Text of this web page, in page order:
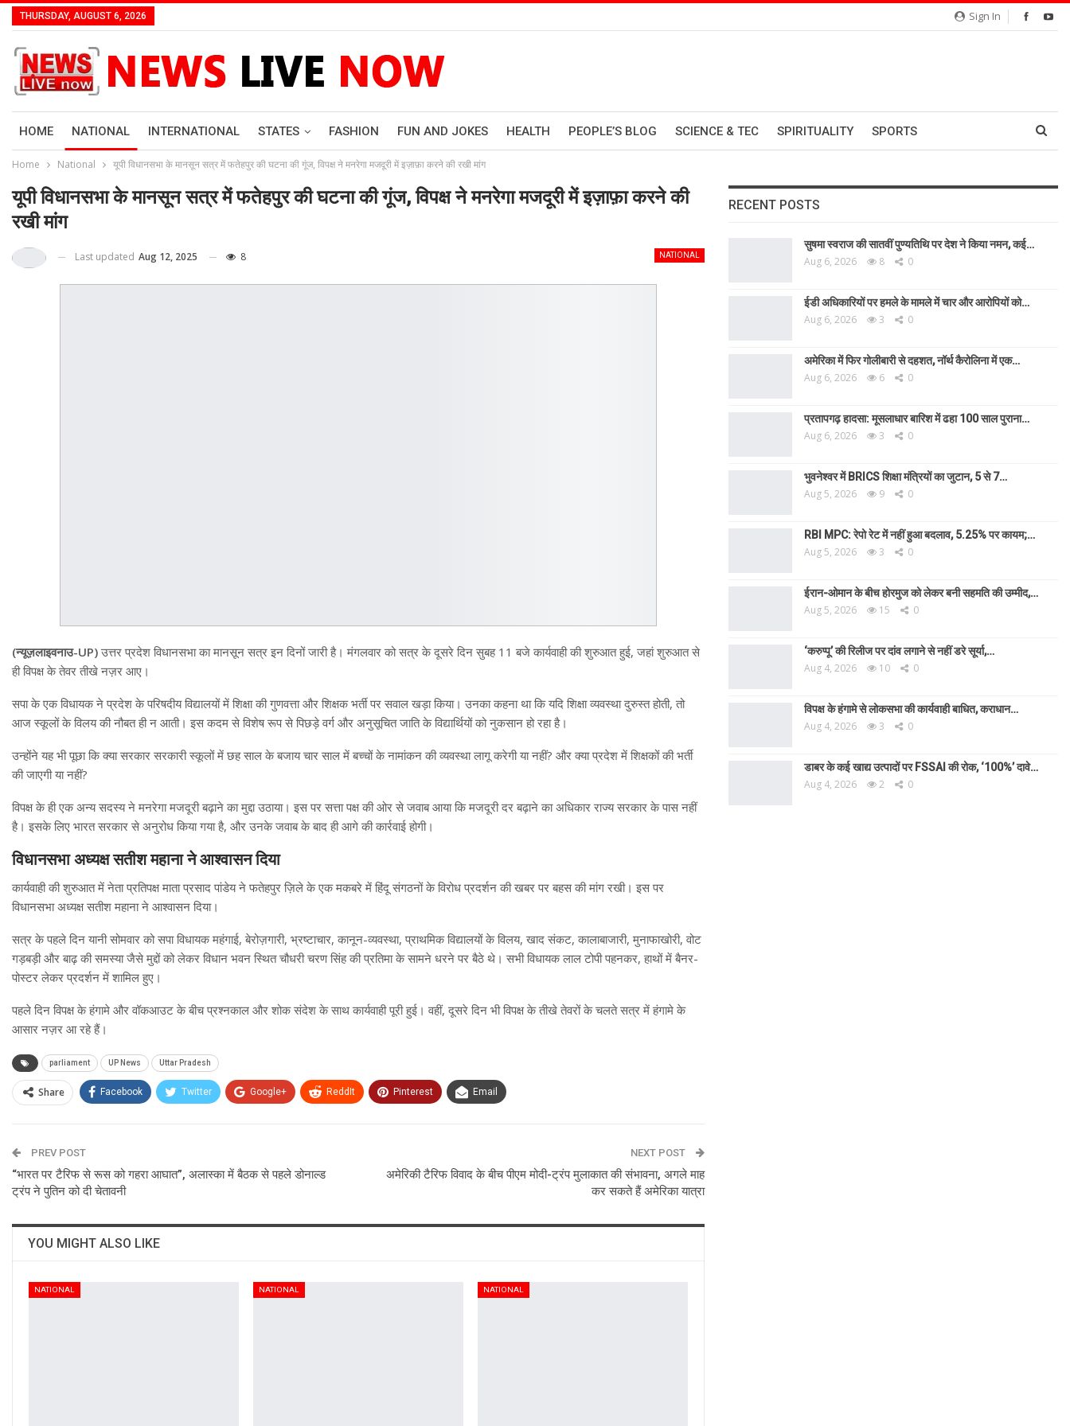
Sign In
THURSDAY, AUGUST 6, 2026
HOME NATIONAL INTERNATIONAL STATES FASHION FUN AND JOKES HEALTH PEOPLE’S BLOG SCIENCE & TEC SPIRITUALITY SPORTS
Home National यूपी विधानसभा के मानसून सत्र में फतेहपुर की घटना की गूंज, विपक्ष ने मनरेगा मजदूरी में इज़ाफ़ा करने की रखी मांग
यूपी विधानसभा के मानसून सत्र में फतेहपुर की घटना की गूंज, विपक्ष ने मनरेगा मजदूरी में इज़ाफ़ा करने की
रखी मांग
NATIONAL
Last updated Aug 12, 2025 8
(न्यूज़लाइवनाउ-UP)उत्तर प्रदेश विधानसभा का मानसून सत्र इन दिनों जारी है। मंगलवार को सत्र के दूसरे दिन सुबह 11 बजे कार्यवाही की शुरुआत हुई, जहां शुरुआत से
ही विपक्ष के तेवर तीखे नज़र आए।
सपा के एक विधायक ने प्रदेश के परिषदीय विद्यालयों में शिक्षा की गुणवत्ता और शिक्षक भर्ती पर सवाल खड़ा किया। उनका कहना था कि यदि शिक्षा व्यवस्था दुरुस्त होती, तो
आज स्कूलों के विलय की नौबत ही न आती। इस कदम से विशेष रूप से पिछड़े वर्ग और अनुसूचित जाति के विद्यार्थियों को नुकसान हो रहा है।
उन्होंने यह भी पूछा कि क्या सरकार सरकारी स्कूलों में छह साल के बजाय चार साल में बच्चों के नामांकन की व्यवस्था लागू करेगी या नहीं? और क्या प्रदेश में शिक्षकों की भर्ती
की जाएगी या नहीं?
विपक्ष के ही एक अन्य सदस्य ने मनरेगा मजदूरी बढ़ाने का मुद्दा उठाया। इस पर सत्ता पक्ष की ओर से जवाब आया कि मजदूरी दर बढ़ाने का अधिकार राज्य सरकार के पास नहीं
है। इसके लिए भारत सरकार से अनुरोध किया गया है, और उनके जवाब के बाद ही आगे की कार्रवाई होगी।
विधानसभा अध्यक्ष सतीश महाना ने आश्वासन दिया
कार्यवाही की शुरुआत में नेता प्रतिपक्ष माता प्रसाद पांडेय ने फतेहपुर ज़िले के एक मकबरे में हिंदू संगठनों के विरोध प्रदर्शन की खबर पर बहस की मांग रखी। इस पर
विधानसभा अध्यक्ष सतीश महाना ने आश्वासन दिया।
सत्र के पहले दिन यानी सोमवार को सपा विधायक महंगाई, बेरोज़गारी, भ्रष्टाचार, कानून-व्यवस्था, प्राथमिक विद्यालयों के विलय, खाद संकट, कालाबाजारी, मुनाफाखोरी, वोट
गड़बड़ी और बाढ़ की समस्या जैसे मुद्दों को लेकर विधान भवन स्थित चौधरी चरण सिंह की प्रतिमा के सामने धरने पर बैठे थे। सभी विधायक लाल टोपी पहनकर, हाथों में बैनर-
पोस्टर लेकर प्रदर्शन में शामिल हुए।
पहले दिन विपक्ष के हंगामे और वॉकआउट के बीच प्रश्नकाल और शोक संदेश के साथ कार्यवाही पूरी हुई। वहीं, दूसरे दिन भी विपक्ष के तीखे तेवरों के चलते सत्र में हंगामे के
आसार नज़र आ रहे हैं।
parliament UP News Uttar Pradesh
Share Facebook Twitter Google+ ReddIt Pinterest Email
PREV POST
“भारत पर टैरिफ से रूस को गहरा आघात”, अलास्का में बैठक से पहले डोनाल्ड
ट्रंप ने पुतिन को दी चेतावनी
NEXT POST
अमेरिकी टैरिफ विवाद के बीच पीएम मोदी-ट्रंप मुलाकात की संभावना, अगले माह
कर सकते हैं अमेरिका यात्रा
YOU MIGHT ALSO LIKE
NATIONAL NATIONAL NATIONAL
RECENT POSTS
सुषमा स्वराज की सातवीं पुण्यतिथि पर देश ने किया नमन, कई…
Aug 6, 2026 8 0
ईडी अधिकारियों पर हमले के मामले में चार और आरोपियों को…
Aug 6, 2026 3 0
अमेरिका में फिर गोलीबारी से दहशत, नॉर्थ कैरोलिना में एक…
Aug 6, 2026 6 0
प्रतापगढ़ हादसा: मूसलाधार बारिश में ढहा 100 साल पुराना…
Aug 6, 2026 3 0
भुवनेश्वर में BRICS शिक्षा मंत्रियों का जुटान, 5 से 7…
Aug 5, 2026 9 0
RBI MPC: रेपो रेट में नहीं हुआ बदलाव, 5.25% पर कायम;…
Aug 5, 2026 3 0
ईरान-ओमान के बीच होरमुज को लेकर बनी सहमति की उम्मीद,…
Aug 5, 2026 15 0
‘करुप्पू’ की रिलीज पर दांव लगाने से नहीं डरे सूर्या,…
Aug 4, 2026 10 0
विपक्ष के हंगामे से लोकसभा की कार्यवाही बाधित, कराधान…
Aug 4, 2026 3 0
डाबर के कई खाद्य उत्पादों पर FSSAI की रोक, ‘100%’ दावे…
Aug 4, 2026 2 0